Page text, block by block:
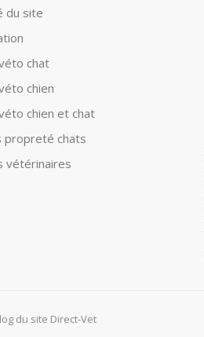
du site
chat
chien
chien et chat
propreté chats
vétérinaires
du site Direct-Vet